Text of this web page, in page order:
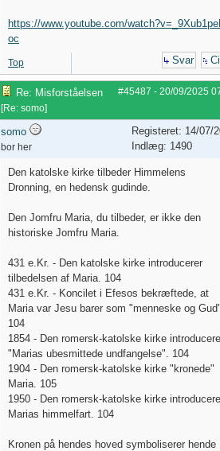
https://www.youtube.com/
oc
Top Svar
#45487 - 20/09/2025
Re: Misforståelsen
[Re: somo]
somo
bor her
Registeret: 14/07/
Indlæg: 1490
Den katolske kirke tilbeder Himmelens
Dronning, en hedensk gudinde.
Den Jomfru Maria, du tilbeder, er ikke den
historiske Jomfru Maria.
431 e.Kr. - Den katolske kirke introducerer
tilbedelsen af ​​Maria. 104
431 e.Kr. - Koncilet i Efesos bekræftede, at
Maria var Jesu barer som "menneske og
104
1854 - Den romersk-katolske kirke
"Marias ubesmittede undfangelse". 104
1904 - Den romersk-katolske kirke "kronede"
Maria. 105
1950 - Den romersk-katolske kirke
Marias himmelfart. 104
Kronen på hendes hoved symboliserer hende